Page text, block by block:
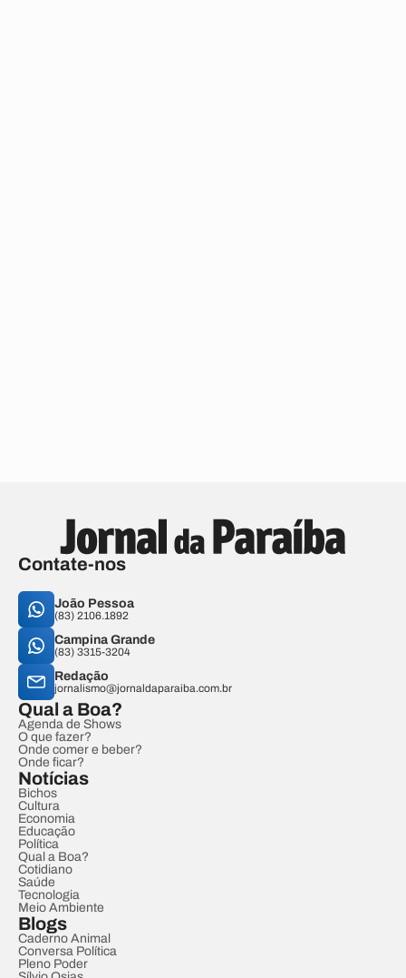
Contate-nos
João Pessoa
(83) 2106.1892
Campina Grande
(83) 3315-3204
Redação
jornalismo@jornaldaparaiba.com.br
Qual a Boa?
Agenda de Shows
O que fazer?
Onde comer e beber?
Onde ficar?
Notícias
Bichos
Cultura
Economia
Educação
Política
Qual a Boa?
Cotidiano
Saúde
Tecnologia
Meio Ambiente
Blogs
Caderno Animal
Conversa Política
Pleno Poder